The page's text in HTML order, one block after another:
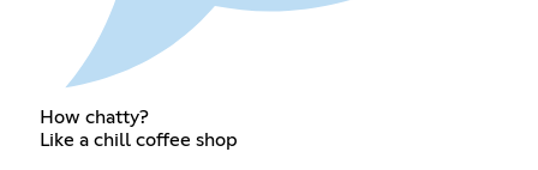
How chatty?
Like a chill coffee shop